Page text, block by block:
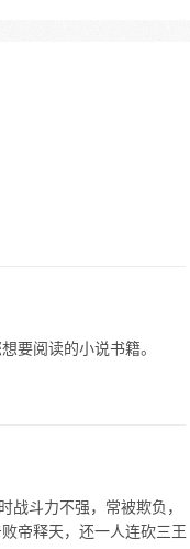
要阅读的小说书籍。
战斗力不强，常被欺负，
帝释天，还一人连砍三王